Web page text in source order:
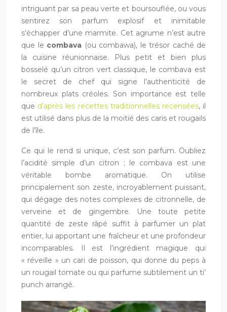
intriguant par sa peau verte et boursouflée, ou vous
sentirez son parfum explosif et inimitable
s’échapper d’une marmite. Cet agrume n’est autre
que le combava (ou combawa), le trésor caché de
la cuisine réunionnaise. Plus petit et bien plus
bosselé qu’un citron vert classique, le combava est
le secret de chef qui signe l’authenticité de
nombreux plats créoles. Son importance est telle
que d’après les recettes traditionnelles recensées, il
est utilisé dans plus de la moitié des caris et rougails
de l’île.
Ce qui le rend si unique, c’est son parfum. Oubliez
l’acidité simple d’un citron ; le combava est une
véritable bombe aromatique. On utilise
principalement son zeste, incroyablement puissant,
qui dégage des notes complexes de citronnelle, de
verveine et de gingembre. Une toute petite
quantité de zeste râpé suffit à parfumer un plat
entier, lui apportant une fraîcheur et une profondeur
incomparables. Il est l’ingrédient magique qui
« réveille » un cari de poisson, qui donne du peps à
un rougail tomate ou qui parfume subtilement un ti’
punch arrangé.